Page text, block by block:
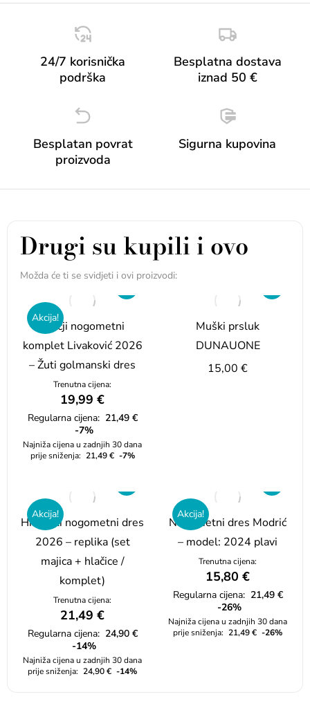
24/7 korisnička
podrška
Besplatna dostava
iznad 50 €
Besplatan povrat
proizvoda
Sigurna kupovina
Drugi su kupili i ovo
Možda će ti se svidjeti i ovi proizvodi:
Akcija!
Dječji nogometni
komplet Livaković 2026
– Žuti golmanski dres
Trenutna cijena:
19,99 €
Regularna cijena: 21,49 €
-7%
Najniža cijena u zadnjih 30 dana
prije sniženja: 21,49€ -7%
Muški prsluk
DUNAUONE
15,00 €
Akcija!
Hrvatski nogometni dres
2026 – replika (set
majica + hlačice /
komplet)
Trenutna cijena:
21,49 €
Regularna cijena: 24,90 €
-14%
Najniža cijena u zadnjih 30 dana
prije sniženja: 24,90€ -14%
Akcija!
Nogometni dres Modrić
– model: 2024 plavi
Trenutna cijena:
15,80 €
Regularna cijena: 21,49 €
-26%
Najniža cijena u zadnjih 30 dana
prije sniženja: 21,49€ -26%